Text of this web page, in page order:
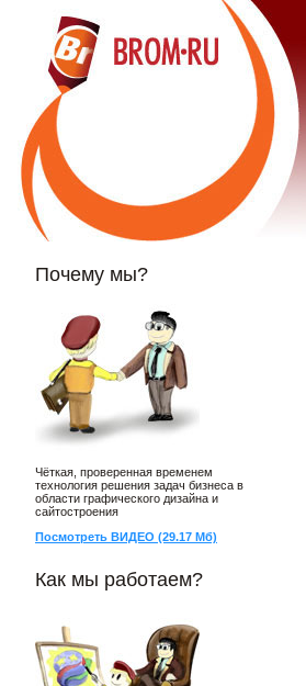
Почему мы?
Чёткая, проверенная временем
технология решения задач бизнеса в
области графического дизайна и
сайтостроения
Посмотреть ВИДЕО (29.17 Мб)
Как мы работаем?